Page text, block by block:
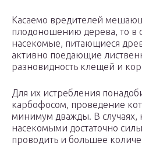
Касаемо вредителей
плодоношению дерева, то в
насекомые, питающиеся
активно поедающие
разновидность клещей и
Для их истребления
карбофосом, проведение
минимум дважды. В случаях,
насекомыми достаточно
проводить и большее